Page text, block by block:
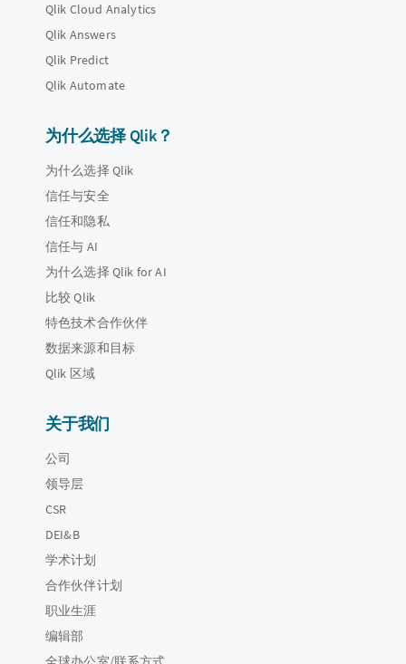
Qlik Cloud Analytics
Qlik Answers
Qlik Predict
Qlik Automate
为什么选择 Qlik？
为什么选择 Qlik
信任与安全
信任和隐私
信任与 AI
为什么选择 Qlik for AI
比较 Qlik
特色技术合作伙伴
数据来源和目标
Qlik 区域
关于我们
公司
领导层
CSR
DEI&B
学术计划
合作伙伴计划
职业生涯
编辑部